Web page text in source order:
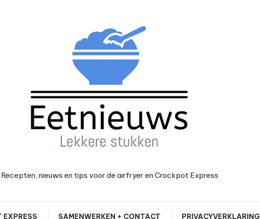
Recepten, nieuws en tips voor de airfryer en Crockpot Express
EXPRESS SAMENWERKEN + CONTACT PRIVACYVERKLARING